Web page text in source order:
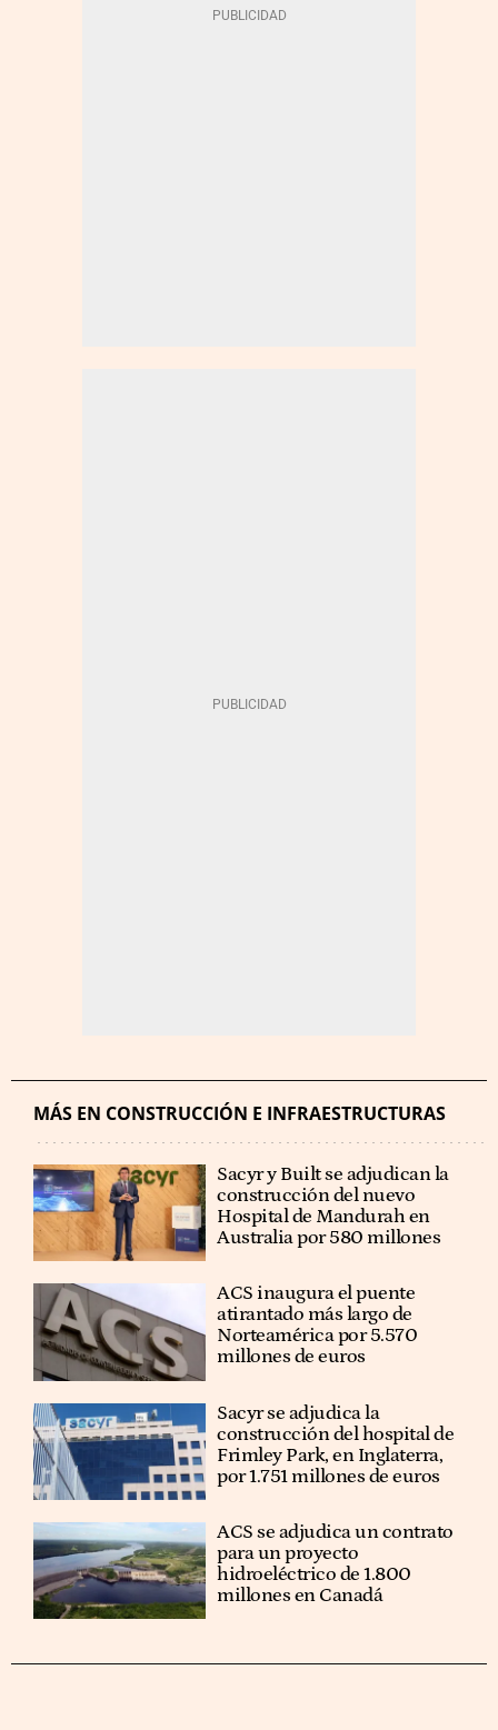
MÁS EN CONSTRUCCIÓN E INFRAESTRUCTURAS
Sacyr y Built se adjudican la
construcción del nuevo
Hospital de Mandurah en
Australia por 580 millones
ACS inaugura el puente
atirantado más largo de
Norteamérica por 5.570
millones de euros
Sacyr se adjudica la
construcción del hospital de
Frimley Park, en Inglaterra,
por 1.751 millones de euros
ACS se adjudica un contrato
para un proyecto
hidroeléctrico de 1.800
millones en Canadá